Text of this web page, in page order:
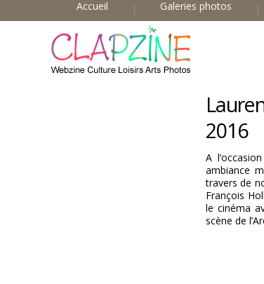
Accueil Galeries photos
2016
A
ambiance
travers de
François
le cinéma
scène de